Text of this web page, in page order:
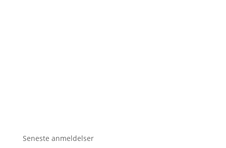
Seneste anmeldelser